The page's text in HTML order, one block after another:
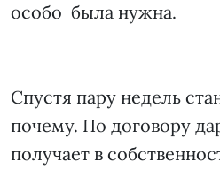
особо была нужна.
Спустя пару недель
почему. По договору
получает в